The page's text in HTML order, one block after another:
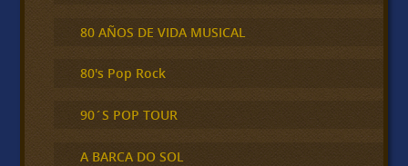
80 AÑOS DE VIDA MUSICAL
80's Pop Rock
90´S POP TOUR
A BARCA DO SOL